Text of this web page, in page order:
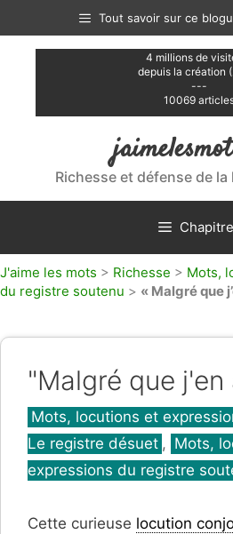
contenu
Tout savoir sur ce
4 millions de
depuis la création
---
10069
Richesse et défense de
J'aime les mots > Richesse > Mots,
du registre soutenu > « Malgré que
"Malgré que j'en
Catégories
Mots, locutions et
Le registre désuet , Mots,
expressions du registre
Cette curieuse locution